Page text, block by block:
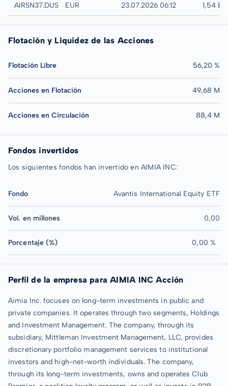
Düsseldorf
AIRSN37.DUSB EUR 23.07.2026 06:12 1,54
Flotación y Liquidez de las Acciones
Flotación Libre 56,20 %
Acciones en Flotación 49,68 M
Acciones en Circulación 88,4 M
Fondos invertidos
Los siguientes fondos han invertido en AIMIA INC:
Fondo Avantis International Equity ETF
Vol. en millones 0,00
Porcentaje (%) 0,00 %
Perfil de la empresa para AIMIA INC Acción
Aimia Inc. focuses on long-term investments in public and
private companies. It operates through two segments, Holdings
and Investment Management. The company, through its
subsidiary, Mittleman Investment Management, LLC, provides
discretionary portfolio management services to institutional
investors and high-net-worth individuals. The company,
through its long-term investments, owns and operates Club